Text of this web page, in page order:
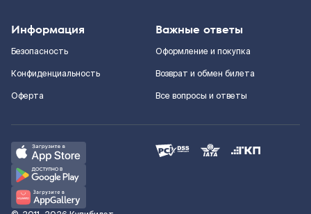
Информация
Безопасность
Конфиденциальность
Оферта
Важные ответы
Оформление и покупка
Возврат и обмен билета
Все вопросы и ответы